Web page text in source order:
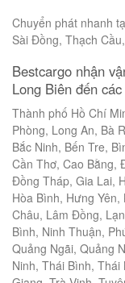
Chuyển phát nhanh
Sài Đồng, Thạch
Bestcargo nhận
Long Biên đến
Thành phố Hồ Chí
Phòng, Long An, Bà
Bắc Ninh, Bến Tre,
Cần Thơ, Cao Bằng,
Đồng Tháp, Gia Lai,
Hòa Bình, Hưng
Châu, Lâm Đồng,
Bình, Ninh Thuận,
Quảng Ngãi, Quảng
Ninh, Thái Bình,